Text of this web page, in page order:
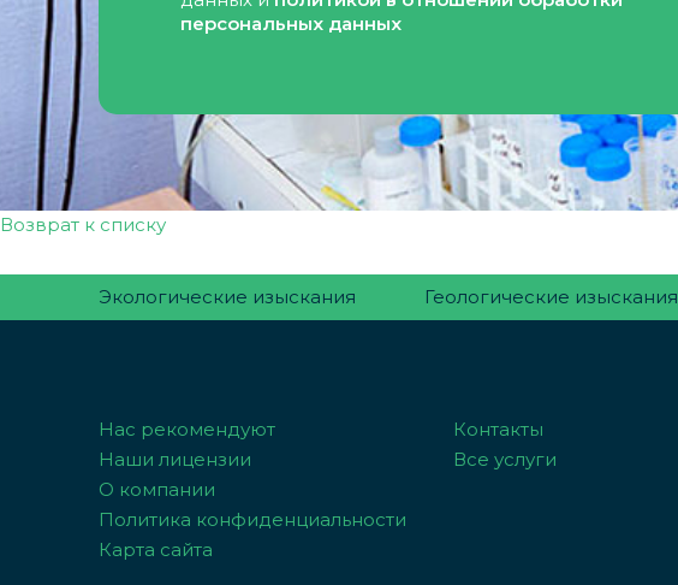
персональных данных
Возврат к списку
Экологические изыскания Геологические изыскания
Нас рекомендуют
Наши лицензии
О компании
Политика конфиденциальности
Карта сайта
Контакты
Все услуги